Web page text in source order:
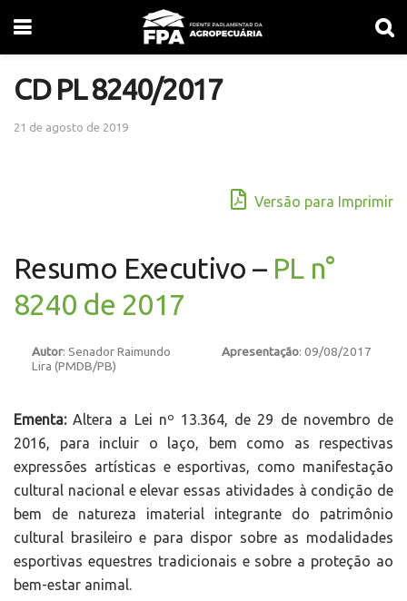
CD PL 8240/2017
21 de agosto de 2019
Versão para Imprimir
Resumo Executivo – PL n°
8240 de 2017
Autor: Senador Raimundo
Lira (PMDB/PB)
Apresentação: 09/08/2017
Ementa:Altera a Lei nº 13.364, de 29 de novembro de
2016, para incluir o laço, bem como as respectivas
expressões artísticas e esportivas, como manifestação
cultural nacional e elevar essas atividades à condição de
bem de natureza imaterial integrante do patrimônio
cultural brasileiro e para dispor sobre as modalidades
esportivas equestres tradicionais e sobre a proteção ao
bem-estar animal.